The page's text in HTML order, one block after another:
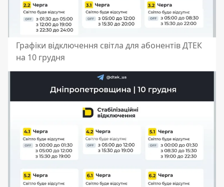
Графіки відключення світла для абонентів ДТЕК
на 10 грудня